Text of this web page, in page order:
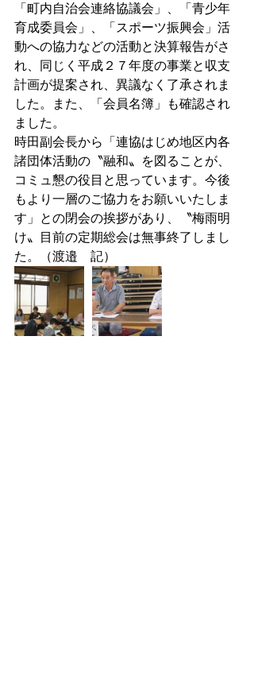
「町内自治会連絡協議会」、「青少年
育成委員会」、「スポーツ振興会」活
動への協力などの活動と決算報告がさ
れ、同じく平成２７年度の事業と収支
計画が提案され、異議なく了承されま
した。また、「会員名簿」も確認され
ました。
時田副会長から「連協はじめ地区内各
諸団体活動の〝融和〟を図ることが、
コミュ懇の役目と思っています。今後
もより一層のご協力をお願いいたしま
す」との閉会の挨拶があり、〝梅雨明
け〟目前の定期総会は無事終了しまし
た。（渡邉　記）